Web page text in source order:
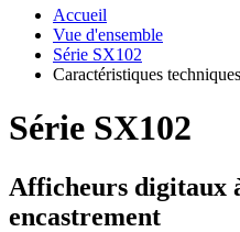
Accueil
Vue d'ensemble
Série SX102
Caractéristiques techniques
Série SX102
Afficheurs digitaux
encastrement